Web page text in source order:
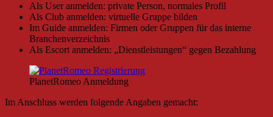
Als User anmelden: private Person, normales Profil
Als Club anmelden: virtuelle Gruppe bilden
Im Guide anmelden: Firmen oder Gruppen für das interne
Branchenverzeichnis
Als Escort anmelden: „Dienstleistungen“ gegen Bezahlung
PlanetRomeo Anmeldung
Im Anschluss werden folgende Angaben gemacht: